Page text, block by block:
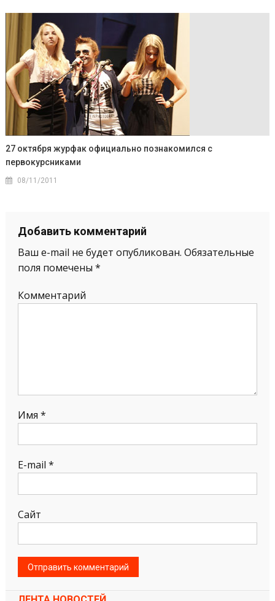
27 октября журфак официально познакомился с
первокурсниками
08/11/2011
Добавить комментарий
Ваш e-mail не будет опубликован. Обязательные
поля помечены *
Комментарий
Имя *
E-mail *
Сайт